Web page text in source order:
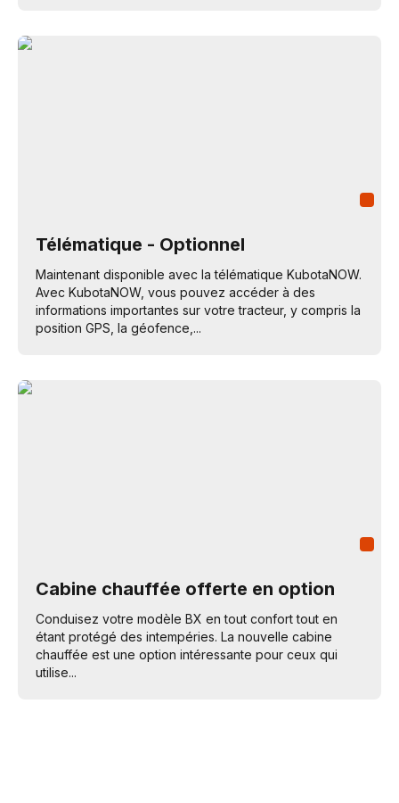
Télématique - Optionnel
Maintenant disponible avec la télématique KubotaNOW.
Avec KubotaNOW, vous pouvez accéder à des
informations importantes sur votre tracteur, y compris la
position GPS, la géofence,...
Cabine chauffée offerte en option
Conduisez votre modèle BX en tout confort tout en
étant protégé des intempéries. La nouvelle cabine
chauffée est une option intéressante pour ceux qui
utilise...